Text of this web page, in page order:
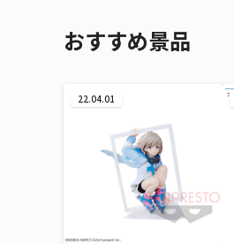
おすすめ景品
22.04.01